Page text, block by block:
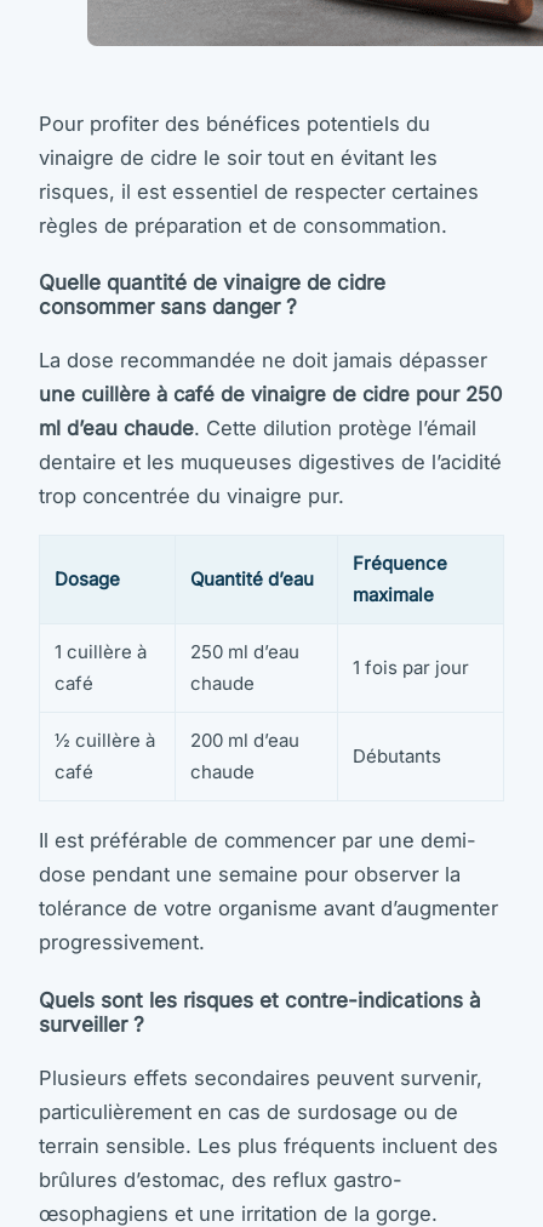
Pour profiter des bénéfices potentiels du
vinaigre de cidre le soir tout en évitant les
risques, il est essentiel de respecter certaines
règles de préparation et de consommation.
Quelle quantité de vinaigre de cidre
consommer sans danger ?
La dose recommandée ne doit jamais dépasser
une cuillère à café de vinaigre de cidre pour 250
ml d’eau chaude. Cette dilution protège l’émail
dentaire et les muqueuses digestives de l’acidité
trop concentrée du vinaigre pur.
Dosage Quantité d’eau
Fréquence
maximale
1 cuillère à
café
250 ml d’eau
chaude
1 fois par jour
½ cuillère à
café
200 ml d’eau
chaude
Débutants
Il est préférable de commencer par une demi-
dose pendant une semaine pour observer la
tolérance de votre organisme avant d’augmenter
progressivement.
Quels sont les risques et contre-indications à
surveiller ?
Plusieurs effets secondaires peuvent survenir,
particulièrement en cas de surdosage ou de
terrain sensible. Les plus fréquents incluent des
brûlures d’estomac, des reflux gastro-
œsophagiens et une irritation de la gorge.